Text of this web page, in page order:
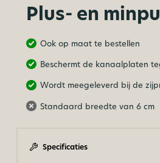
Plus- en
Ook op maat te bestellen
Beschermt de kanaalplaten
Wordt meegeleverd bij de
Standaard breedte van 6 cm
Specificaties